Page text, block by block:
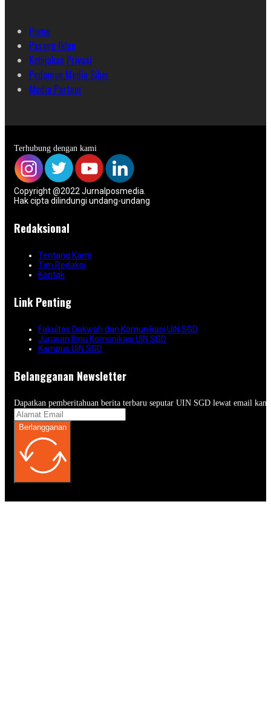
Home
Pasang Iklan
Kebijakan Privasi
Pedoman Media Siber
Media Partner
Terhubung dengan kami
Copyright @2022 Jurnalposmedia.
Hak cipta dilindungi undang-undang
Redaksional
Tentang Kami
Tim Redaksi
Kontak
Link Penting
Fakultas Dakwah dan Komunikasi UIN SGD
Jurusan Ilmu Komunikasi UIN SGD
Kampus UIN SGD
Belangganan Newsletter
Dapatkan pemberitahuan berita terbaru seputar UIN SGD lewat email
Berlangganan